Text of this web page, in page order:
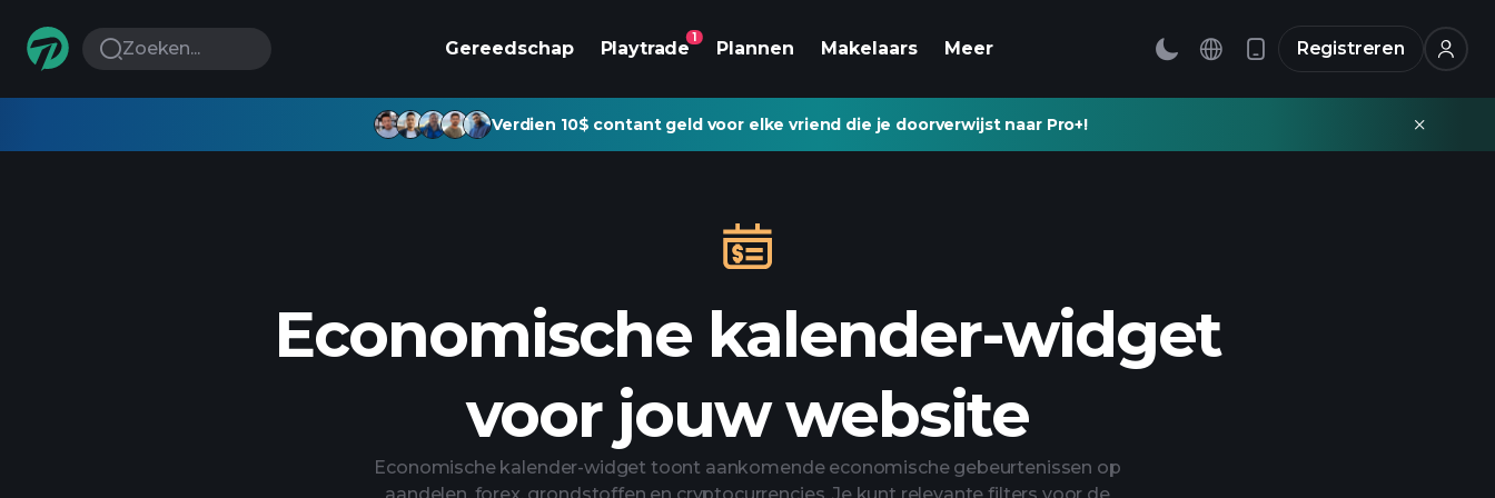
Zoeken... Gereedschap Playtrade
1
Plannen Makelaars Meer Registreren
Verdien 10$ contant geld voor elke vriend die je doorverwijst naar Pro+!
Economische kalender-widget
voor jouw website
Economische kalender-widget toont aankomende economische gebeurtenissen op